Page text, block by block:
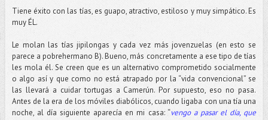
Tiene éxito con las tías, es guapo, atractivo, estiloso y muy simpático. Es
muy ÉL.
Le molan las tías jipilongas y cada vez más jovenzuelas (en esto se
parece a pobrehermano B). Bueno, más concretamente a ese tipo de tías
les mola él. Se creen que es un alternativo comprometido socialmente
o algo así y que como no está atrapado por la “vida convencional” se
las llevará a cuidar tortugas a Camerún. Por supuesto, eso no pasa.
Antes de la era de los móviles diabólicos, cuando ligaba con una tía una
noche, al día siguiente aparecía en mi casa: “vengo a pasar el día, que